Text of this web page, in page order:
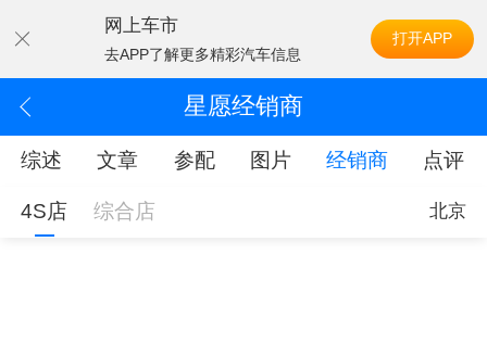
网上车市
去APP了解更多精彩汽车信息
打开APP
星愿经销商
综述 文章 参配 图片 经销商 点评
4S店 综合店 北京